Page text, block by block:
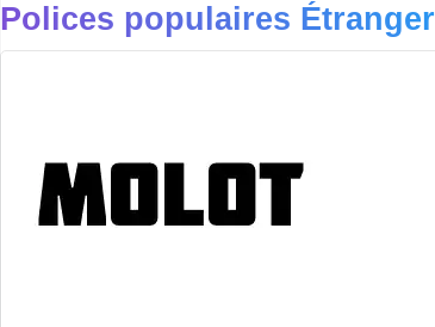
Polices populaires Étranger